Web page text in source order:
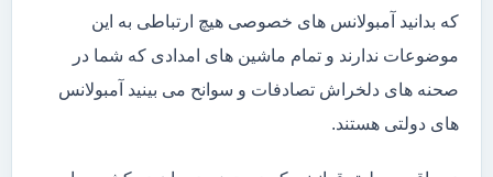
که بدانید آمبولانس های خصوصی هیچ ارتباطی به این
موضوعات ندارند و تمام ماشین های امدادی که شما در
صحنه های دلخراش تصادفات و سوانح می بینید آمبولانس
های دولتی هستند.